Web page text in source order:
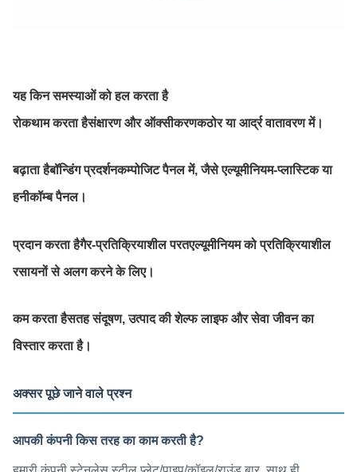
यह किन समस्याओं को हल करता है
रोकथाम करता हैसंक्षारण और ऑक्सीकरणकठोर या आर्द्र वातावरण में।
बढ़ाता हैबॉन्डिंग प्रदर्शनकम्पोजिट पैनल में, जैसे एल्यूमीनियम-प्लास्टिक या
हनीकॉम्ब पैनल।
प्रदान करता हैगैर-प्रतिक्रियाशील परतएल्यूमीनियम को प्रतिक्रियाशील
रसायनों से अलग करने के लिए।
कम करता हैसतह संदूषण, उत्पाद की शेल्फ लाइफ और सेवा जीवन का
विस्तार करता है।
अक्सर पूछे जाने वाले प्रश्न
आपकी कंपनी किस तरह का काम करती है?